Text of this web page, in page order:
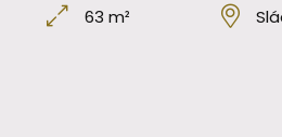
63 m²